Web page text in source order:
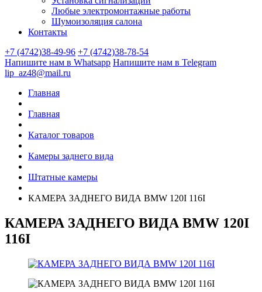
Любые электромонтажные работы
Шумоизоляция салона
Контакты
+7 (4742)38-49-96 +7 (4742)38-78-54
Напишите нам в Whatsapp Напишите нам в Telegram
lip_az48@mail.ru
Главная
Главная
Каталог товаров
Камеры заднего вида
Штатные камеры
КАМЕРА ЗАДНЕГО ВИДА BMW 120I 116I
КАМЕРА ЗАДНЕГО ВИДА BMW 120I
116I